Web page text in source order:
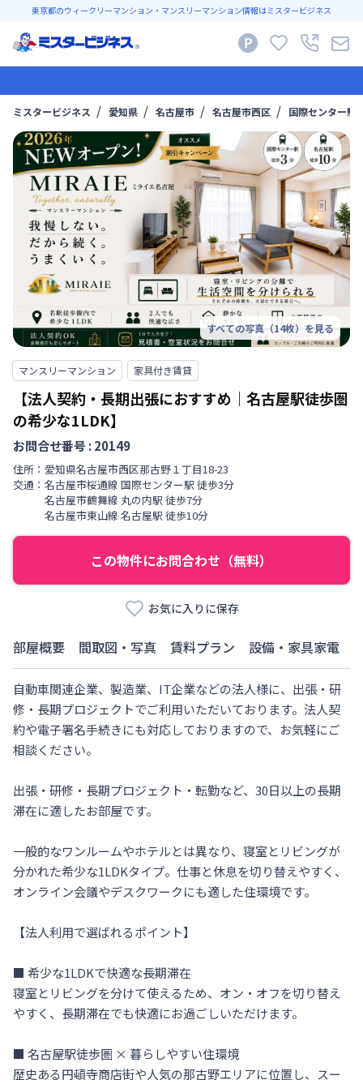
東京都のウィークリーマンション・マンスリーマンション情報はミスタービジネス
ミスタービジネス 愛知県 名古屋市 名古屋市西区 国際センター駅
すべての写真（14枚）を見る
マンスリーマンション 家具付き賃貸
【法人契約・長期出張におすすめ｜名古屋駅徒歩圏
の希少な1LDK】
お問合せ番号 :20149
住所： 愛知県名古屋市西区那古野 １丁目18-23
交通： 名古屋市桜通線 国際センター駅 徒歩3分
名古屋市鶴舞線 丸の内駅 徒歩7分
名古屋市東山線 名古屋駅 徒歩10分
この物件にお問合わせ（無料）
お気に入りに保存
部屋概要 間取図・写真 賃料プラン 設備・家具家電
自動車関連企業、製造業、IT企業などの法人様に、出張・研
修・長期プロジェクトでご利用いただいております。法人契
約や電子署名手続きにも対応しておりますので、お気軽にご
相談ください。
出張・研修・長期プロジェクト・転勤など、30日以上の長期
滞在に適したお部屋です。
一般的なワンルームやホテルとは異なり、寝室とリビングが
分かれた希少な1LDKタイプ。仕事と休息を切り替えやすく、
オンライン会議やデスクワークにも適した住環境です。
【法人利用で選ばれるポイント】
■ 希少な1LDKで快適な長期滞在
寝室とリビングを分けて使えるため、オン・オフを切り替え
やすく、長期滞在でも快適にお過ごしいただけます。
■ 名古屋駅徒歩圏 × 暮らしやすい住環境
歴史ある円頓寺商店街や人気の那古野エリアに位置し、スー